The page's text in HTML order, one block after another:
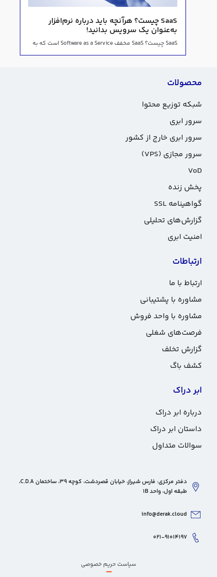
SaaS چیست؟ هرآنچه باید درباره نرم‌افزار
به‌عنوان یک سرویس بدانید!
SaaS چیست؟ SaaS مخفف Software as a Service است که به
محصولات
شبکه توزیع محتوا
سرور ابری
سرور ابری خارج از کشور
سرور مجازی (VPS)
VoD
پخش زنده
گواهینامه SSL
گزارش‌های تحلیلی
امنیت ابری
ارتباطات
ارتباط با ما
مشاوره با پشتیبانی
مشاوره با واحد فروش
فرصت‌های شغلی
گزارش تخلف
کشف باگ
ابر دراک
درباره ابر دراک
داستان ابر دراک
سوالات متداول
دفتر مرکزی: فارس شیراز، خیابان قصردشت، کوچه 39، ساختمان C.D.A،
طبقه اول، واحد 1B
info@derak.cloud
۰۲۱-۹۱۰۱۴۱۹۷
سیاست حریم خصوصی
–